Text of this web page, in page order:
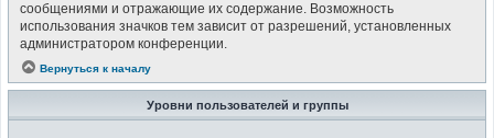
сообщениями и отражающие их содержание. Возможность
использования значков тем зависит от разрешений, установленных
администратором конференции.
Вернуться к началу
Уровни пользователей и группы